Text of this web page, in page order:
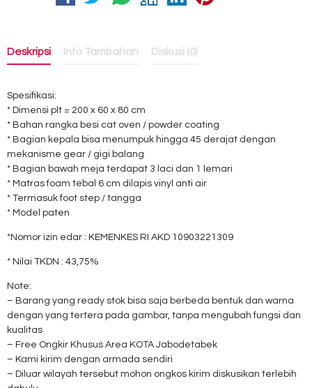
Deskripsi Info Tambahan Diskusi (0)
Spesifikasi:
* Dimensi plt = 200 x 60 x 80 cm
* Bahan rangka besi cat oven / powder coating
* Bagian kepala bisa menumpuk hingga 45 derajat dengan
mekanisme gear / gigi balang
* Bagian bawah meja terdapat 3 laci dan 1 lemari
* Matras foam tebal 6 cm dilapis vinyl anti air
* Termasuk foot step / tangga
* Model paten
*Nomor izin edar : KEMENKES RI AKD 10903221309
* Nilai TKDN : 43,75%
Note:
– Barang yang ready stok bisa saja berbeda bentuk dan warna
dengan yang tertera pada gambar, tanpa mengubah fungsi dan
kualitas
– Free Ongkir Khusus Area KOTA Jabodetabek
– Kami kirim dengan armada sendiri
– Diluar wilayah tersebut mohon ongkos kirim diskusikan terlebih